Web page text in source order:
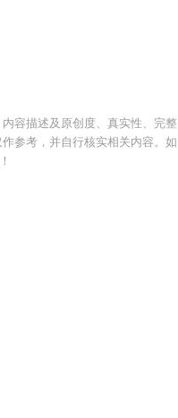
容描述及原创度、真实性、完整
参考，并自行核实相关内容。如